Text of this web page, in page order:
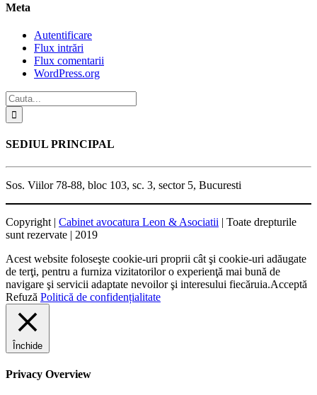
Meta
Autentificare
Flux intrări
Flux comentarii
WordPress.org
SEDIUL PRINCIPAL
Sos. Viilor 78-88, bloc 103, sc. 3, sector 5, Bucuresti
Copyright | Cabinet avocatura Leon & Asociatii | Toate drepturile
sunt rezervate | 2019
Acest website foloseşte cookie-uri proprii cât şi cookie-uri adăugate
de terţi, pentru a furniza vizitatorilor o experienţă mai bună de
navigare şi servicii adaptate nevoilor şi interesului fiecăruia.Acceptă
Refuză Politică de confidențialitate
Închide
Privacy Overview